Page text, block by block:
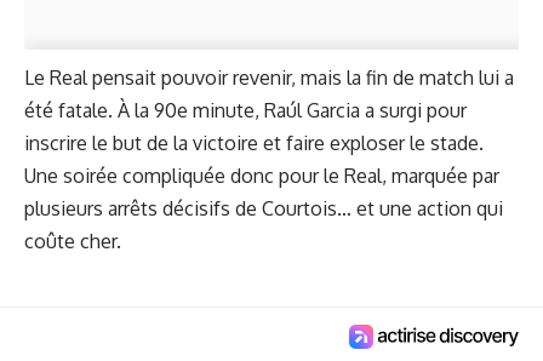
Le Real pensait pouvoir revenir, mais la fin de match lui a
été fatale. À la 90e minute, Raúl Garcia a surgi pour
inscrire le but de la victoire et faire exploser le stade.
Une soirée compliquée donc pour le Real, marquée par
plusieurs arrêts décisifs de Courtois… et une action qui
coûte cher.